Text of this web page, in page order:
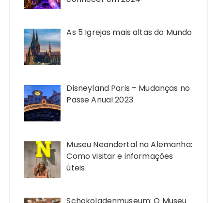
As 5 Igrejas mais altas do Mundo
Disneyland Paris – Mudanças no
Passe Anual 2023
Museu Neandertal na Alemanha:
Como visitar e informações
úteis